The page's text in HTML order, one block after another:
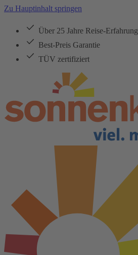
Zu Hauptinhalt springen
Über 25 Jahre Reise-Erfahrung
Best-Preis Garantie
TÜV zertifiziert